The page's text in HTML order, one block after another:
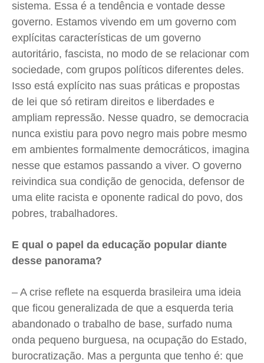
sistema. Essa é a tendência e vontade desse
governo. Estamos vivendo em um governo com
explícitas características de um governo
autoritário, fascista, no modo de se relacionar com
sociedade, com grupos políticos diferentes deles.
Isso está explícito nas suas práticas e propostas
de lei que só retiram direitos e liberdades e
ampliam repressão. Nesse quadro, se democracia
nunca existiu para povo negro mais pobre mesmo
em ambientes formalmente democráticos, imagina
nesse que estamos passando a viver. O governo
reivindica sua condição de genocida, defensor de
uma elite racista e oponente radical do povo, dos
pobres, trabalhadores.
E qual o papel da educação popular diante
desse panorama?
– A crise reflete na esquerda brasileira uma ideia
que ficou generalizada de que a esquerda teria
abandonado o trabalho de base, surfado numa
onda pequeno burguesa, na ocupação do Estado,
burocratização. Mas a pergunta que tenho é: que